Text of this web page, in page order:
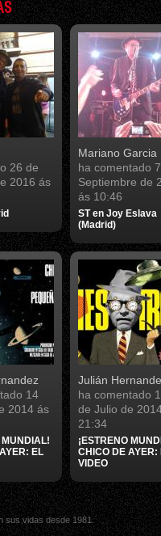
26 de
2016 ás
Mariano Garcia
ha comentado
Septiembre de
ás 10:46
ST en Joy Eslava
(Madrid)
14
2014 ás
MUNDIAL!
EL
Julián
ha comentado
de Julio de
21:34
¡ESTRENO
CHICO DE AYER:
VIDEO
sus vidas desde 1981.